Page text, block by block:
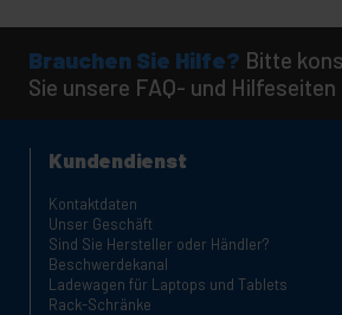
Brauchen Sie Hilfe? Bitte
Sie unsere FAQ- und Hilfeseiten
Kundendienst
Kontaktdaten
Unser Geschäft
Sind Sie Hersteller oder Händler?
Beschwerdekanal
Ladewagen für Laptops und Tablets
Rack-Schränke